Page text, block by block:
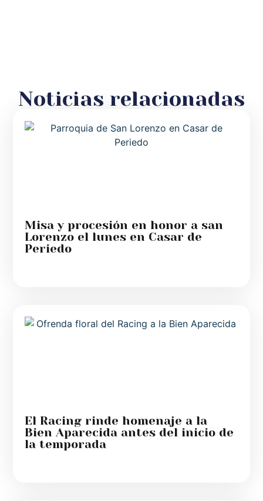
Noticias relacionadas
Misa y procesión en honor a san
Lorenzo el lunes en Casar de
Periedo
El Racing rinde homenaje a la
Bien Aparecida antes del inicio de
la temporada